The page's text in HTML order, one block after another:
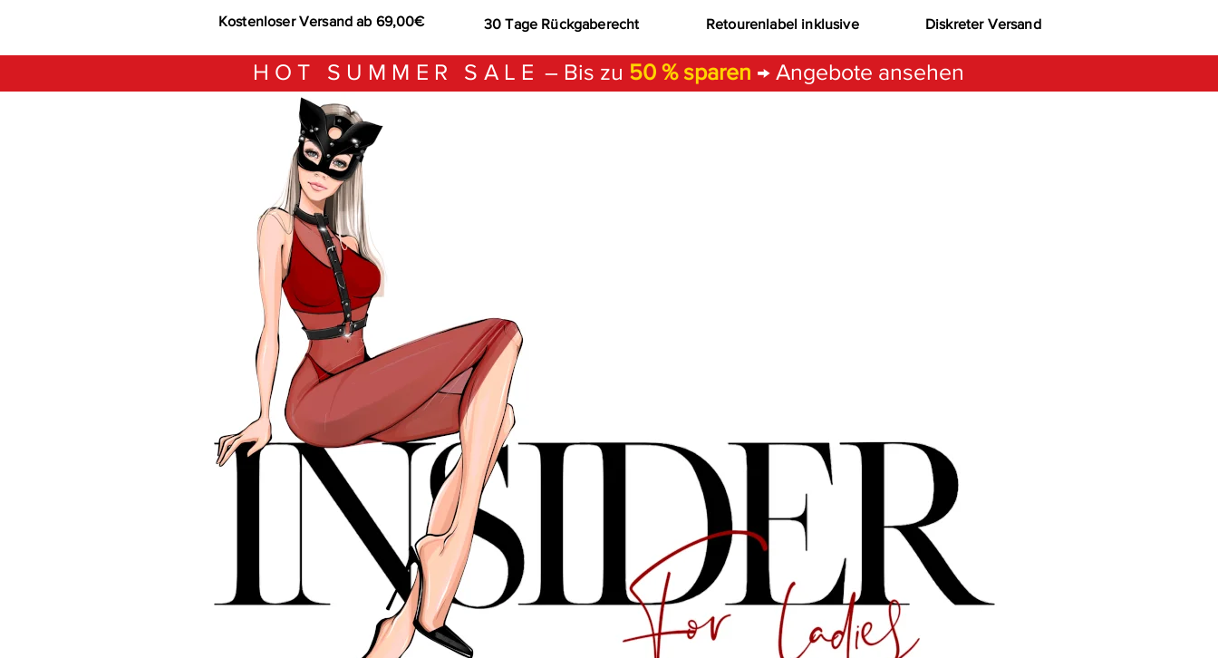
Kostenloser Versand ab 69,00€ 30 Tage Rückgaberecht Retourenlabel inklusive Diskreter Versand
HOT SUMMER SALE – Bis zu 50 % sparen → Angebote ansehen